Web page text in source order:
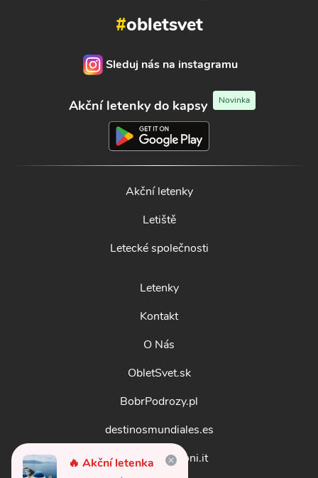
🔥 Akční letenka
#obletsvet
Sleduj nás na instagramu
Akční letenky do kapsy Novinka
Akční letenky
Letiště
Letecké společnosti
Letenky
Kontakt
O Nás
ObletSvet.sk
BobrPodrozy.pl
destinosmundiales.es
guidadestinazioni.it